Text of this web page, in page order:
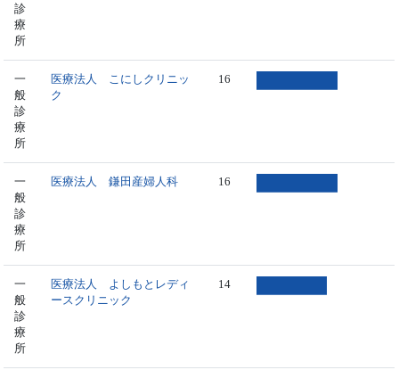
診
療
所
一
般
診
療
所
医療法人 こにしクリニッ
ク
16
一
般
診
療
所
医療法人 鎌田産婦人科 16
一
般
診
療
所
医療法人 よしもとレディ
ースクリニック
14